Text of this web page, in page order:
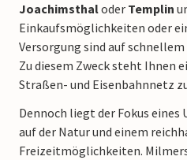
Joachimsthaloder Templin
Einkaufsmöglichkeiten oder
Versorgung sind auf
Zu diesem Zweck steht Ihnen
Straßen- und Eisenbahnnetz
Dennoch liegt der Fokus eines
auf der Natur und einem
Freizeitmöglichkeiten.